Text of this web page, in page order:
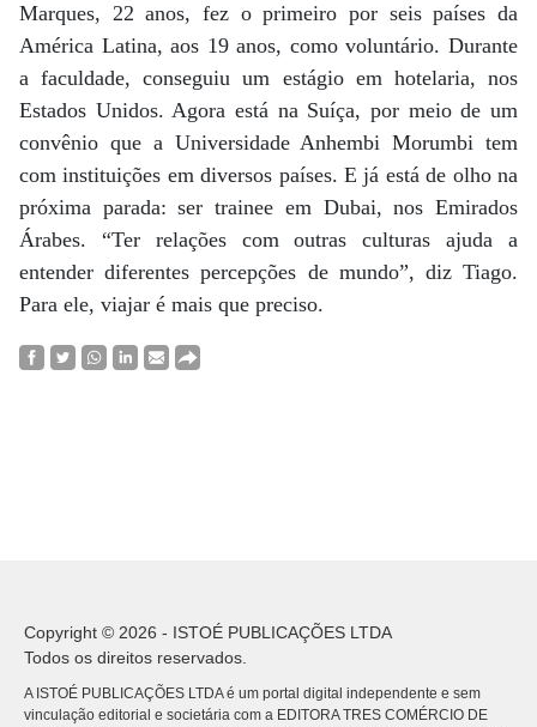
Marques, 22 anos, fez o primeiro por seis países da
América Latina, aos 19 anos, como voluntário. Durante
a faculdade, conseguiu um estágio em hotelaria, nos
Estados Unidos. Agora está na Suíça, por meio de um
convênio que a Universidade Anhembi Morumbi tem
com instituições em diversos países. E já está de olho na
próxima parada: ser trainee em Dubai, nos Emirados
Árabes. “Ter relações com outras culturas ajuda a
entender diferentes percepções de mundo”, diz Tiago.
Para ele, viajar é mais que preciso.
Copyright © 2026 - ISTOÉ PUBLICAÇÕES LTDA
Todos os direitos reservados.
A ISTOÉ PUBLICAÇÕES LTDA é um portal digital independente e sem
vinculação editorial e societária com a EDITORA TRES COMÉRCIO DE